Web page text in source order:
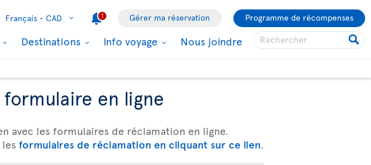
Français - CAD 1 Gérer ma réservation Programme de récompenses
Destinations Info voyage Nous joindre
en ligne
avec les formulaires de réclamation en ligne.
formulaires de réclamation en cliquant sur ce lien.